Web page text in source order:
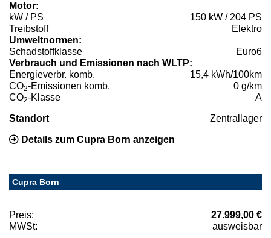
Motor:
kW / PS
150 kW / 204 PS
Treibstoff
Elektro
Umweltnormen:
Schadstoffklasse
Euro6
Verbrauch und Emissionen nach WLTP:
Energieverbr. komb.
15,4 kWh/100km
CO2-Emissionen komb.
0 g/km
CO2-Klasse A
Standort Zentrallager
Details zum Cupra Born anzeigen
Cupra Born
Preis:
27.999,00 €
MWSt:
ausweisbar